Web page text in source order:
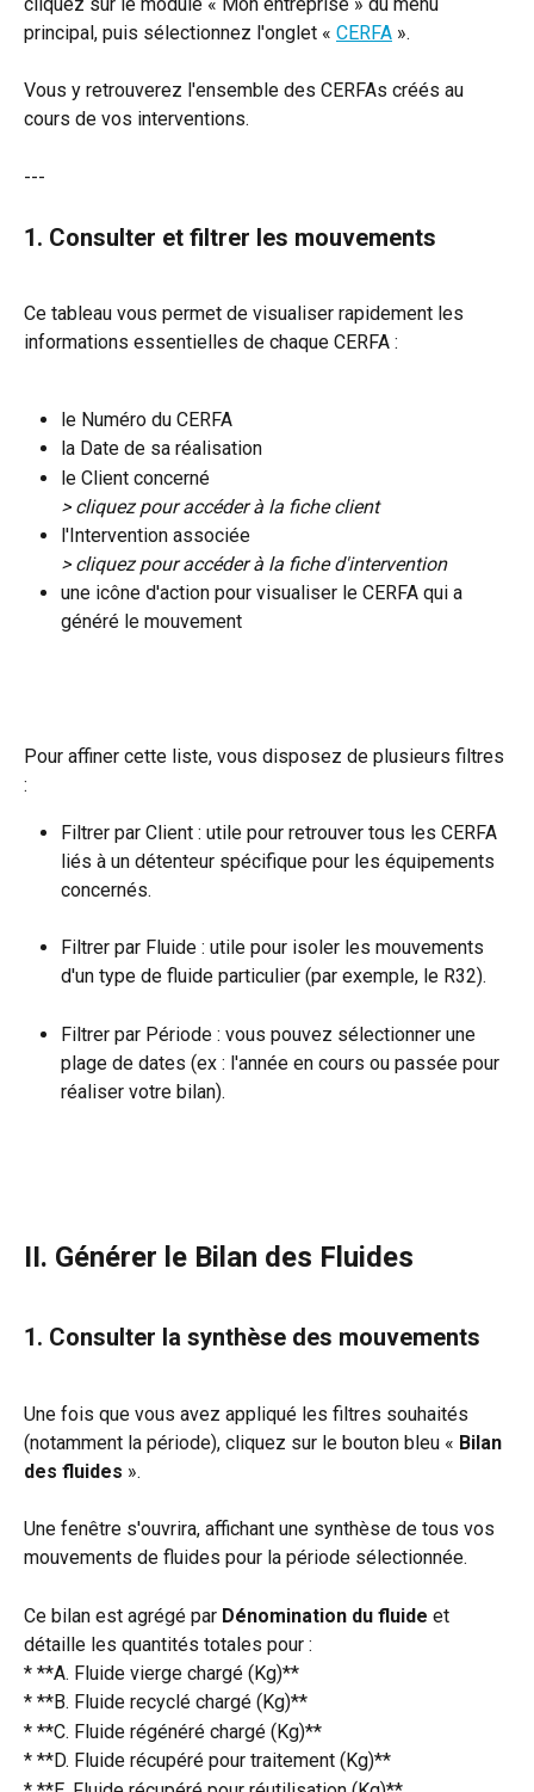
principal, puis sélectionnez l'onglet « CERFA ».
Vous y retrouverez l'ensemble des CERFAs créés au
cours de vos interventions.
---
1. Consulter et filtrer les mouvements
Ce tableau vous permet de visualiser rapidement les
informations essentielles de chaque CERFA :
le Numéro du CERFA
la Date de sa réalisation
le Client concerné
> cliquez pour accéder à la fiche client
l'Intervention associée
> cliquez pour accéder à la fiche d'intervention
une icône d'action pour visualiser le CERFA qui a
généré le mouvement
Pour affiner cette liste, vous disposez de plusieurs filtres
:
Filtrer par Client : utile pour retrouver tous les CERFA
liés à un détenteur spécifique pour les équipements
concernés.
Filtrer par Fluide : utile pour isoler les mouvements
d'un type de fluide particulier (par exemple, le R32).
Filtrer par Période : vous pouvez sélectionner une
plage de dates (ex : l'année en cours ou passée pour
réaliser votre bilan).
II. Générer le Bilan des Fluides
1. Consulter la synthèse des mouvements
Une fois que vous avez appliqué les filtres souhaités
(notamment la période), cliquez sur le bouton bleu « Bilan
des fluides ».
Une fenêtre s'ouvrira, affichant une synthèse de tous vos
mouvements de fluides pour la période sélectionnée.
Ce bilan est agrégé par Dénomination du fluide et
détaille les quantités totales pour :
* **A. Fluide vierge chargé (Kg)**
* **B. Fluide recyclé chargé (Kg)**
* **C. Fluide régénéré chargé (Kg)**
* **D. Fluide récupéré pour traitement (Kg)**